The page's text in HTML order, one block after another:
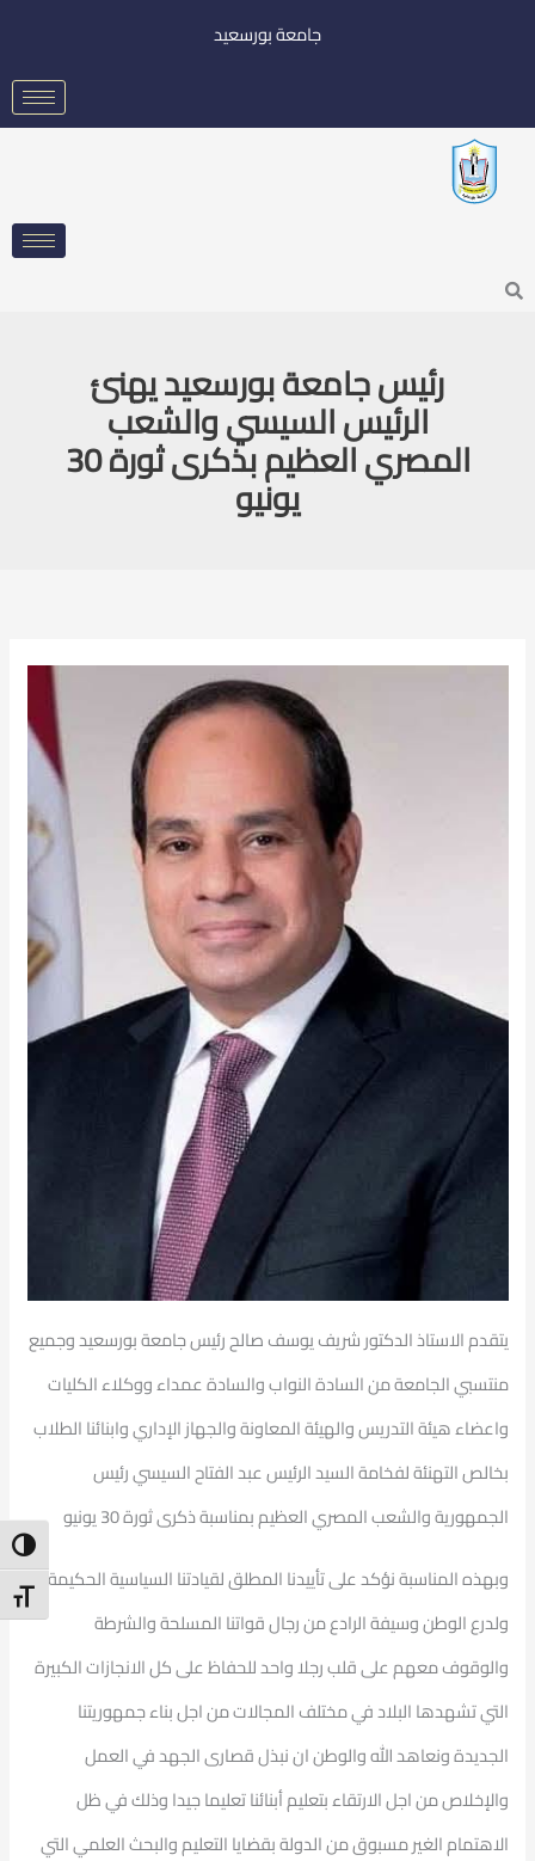
جامعة بورسعيد
Search
رئيس جامعة بورسعيد يهنئ
الرئيس السيسي والشعب
المصري العظيم بذكرى ثورة 30
يونيو
يتقدم الاستاذ الدكتور شريف يوسف صالح رئيس جامعة بورسعيد وجميع
منتسبي الجامعة من السادة النواب والسادة عمداء ووكلاء الكليات
واعضاء هيئة التدريس والهيئة المعاونة والجهاز الإداري وابنائنا الطلاب
بخالص التهنئة لفخامة السيد الرئيس عبد الفتاح السيسي رئيس
الجمهورية والشعب المصري العظيم بمناسبة ذكرى ثورة 30 يونيو
وبهذه المناسبة نؤكد على تأييدنا المطلق لقيادتنا السياسية الحكيمة
ولدرع الوطن وسيفة الرادع من رجال قواتنا المسلحة والشرطة
والوقوف معهم على قلب رجلا واحد للحفاظ على كل الانجازات الكبيرة
التي تشهدها البلاد في مختلف المجالات من اجل بناء جمهوريتنا
الجديدة ونعاهد الله والوطن ان نبذل قصارى الجهد في العمل
والإخلاص من اجل الارتقاء بتعليم أبنائنا تعليما جيدا وذلك في ظل
الاهتمام الغير مسبوق من الدولة بقضايا التعليم والبحث العلمي التي